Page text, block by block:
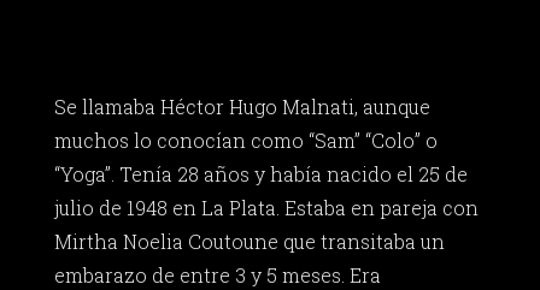
Se llamaba Héctor Hugo Malnati, aunque
muchos lo conocían como “Sam” “Colo” o
“Yoga”. Tenía 28 años y había nacido el 25 de
julio de 1948 en La Plata. Estaba en pareja con
Mirtha Noelia Coutoune que transitaba un
embarazo de entre 3 y 5 meses. Era